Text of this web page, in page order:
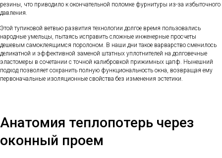
резины, что приводило к окончательной поломке фурнитуры из-за избыточного
давления.
Этой тупиковой ветвью развития технологии долгое время пользовались
народные умельцы, пытаясь исправить сложные инженерные просчеты
дешевым самоклеящимся поролоном. В наши дни такое варварство сменилось
деликатной и эффективной заменой штатных уплотнителей на долговечные
эластомеры в сочетании с точной калибровкой прижимных цапф. Нынешний
подход позволяет сохранить полную функциональность окна, возвращая ему
первоначальные изоляционные свойства без изменения эстетики.
Анатомия теплопотерь через
оконный проем